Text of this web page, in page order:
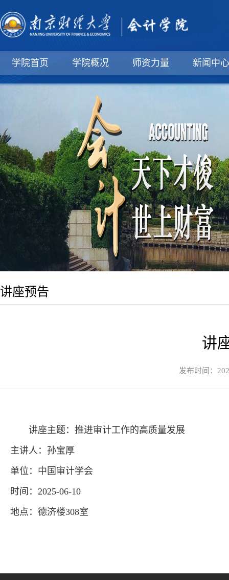
学院首页 学院概况 师资力量 新闻中心
讲座预告
讲
发布时间：
讲座主题：推进审计工作的高质量发展
主讲人：孙宝厚
单位：中国审计学会
时间：2025-06-10
地点：德济楼308室